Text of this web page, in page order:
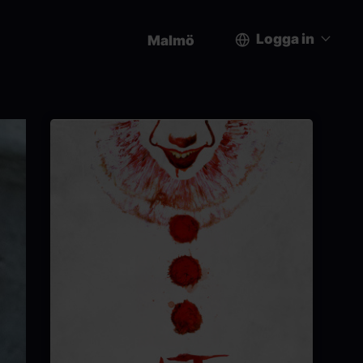
Malmö
account
menu
Logga in